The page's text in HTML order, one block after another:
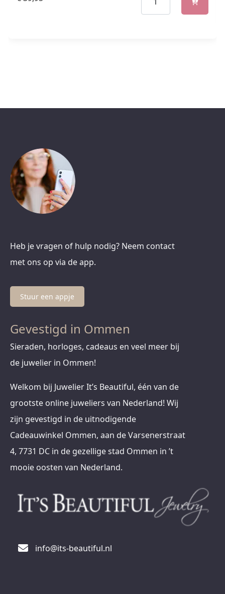
Heb je vragen of hulp nodig? Neem contact
met ons op via de app.
Stuur een appje
Gevestigd in Ommen
Sieraden, horloges, cadeaus en veel meer bij
de juwelier in Ommen!
Welkom bij Juwelier It’s Beautiful, één van de
grootste online juweliers van Nederland! Wij
zijn gevestigd in de uitnodigende
Cadeauwinkel Ommen, aan de Varsenerstraat
4, 7731 DC in de gezellige stad Ommen in ’t
mooie oosten van Nederland.
info@its-beautiful.nl